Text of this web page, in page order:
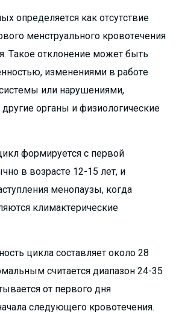
определяется как отсутствие
менструального кровотечения
Такое отклонение может быть
изменениями в работе
или нарушениями,
органы и физиологические
формируется с первой
в возрасте 12-15 лет, и
менопаузы, когда
климактерические
цикла составляет около 28
считается диапазон 24-35
от первого дня
следующего кровотечения.